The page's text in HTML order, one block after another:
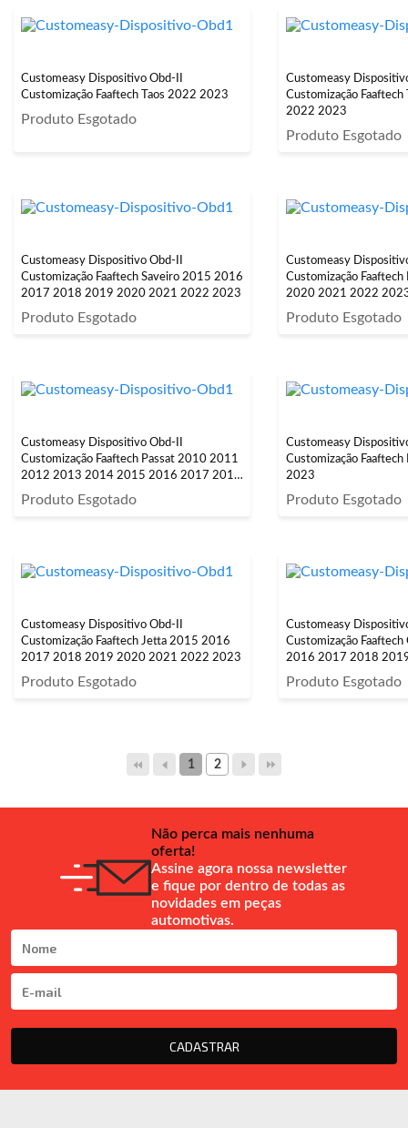
Customeasy Dispositivo Obd-II
Customização Faaftech Taos 2022 2023
Produto Esgotado
Customeasy
Customização
2022 2023
Produto Esgotado
Customeasy Dispositivo Obd-II
Customização Faaftech Saveiro 2015 2016
2017 2018 2019 2020 2021 2022 2023
Produto Esgotado
Customeasy
Customização Faaftech Polo 2018 2019
2020 2021 2022
Produto Esgotado
Customeasy Dispositivo Obd-II
Customização Faaftech Passat 2010 2011
2012 2013 2014 2015 2016 2017 2018
2019
Produto Esgotado
Customeasy
Customização
2023
Produto Esgotado
Customeasy Dispositivo Obd-II
Customização Faaftech Jetta 2015 2016
2017 2018 2019 2020 2021 2022 2023
Produto Esgotado
Customeasy
Customização
2016 2017 2018
Produto Esgotado
1 2
Não perca mais nenhuma
oferta!
Assine agora nossa newsletter
e fique por dentro de todas as
novidades em peças
automotivas.
CADASTRAR